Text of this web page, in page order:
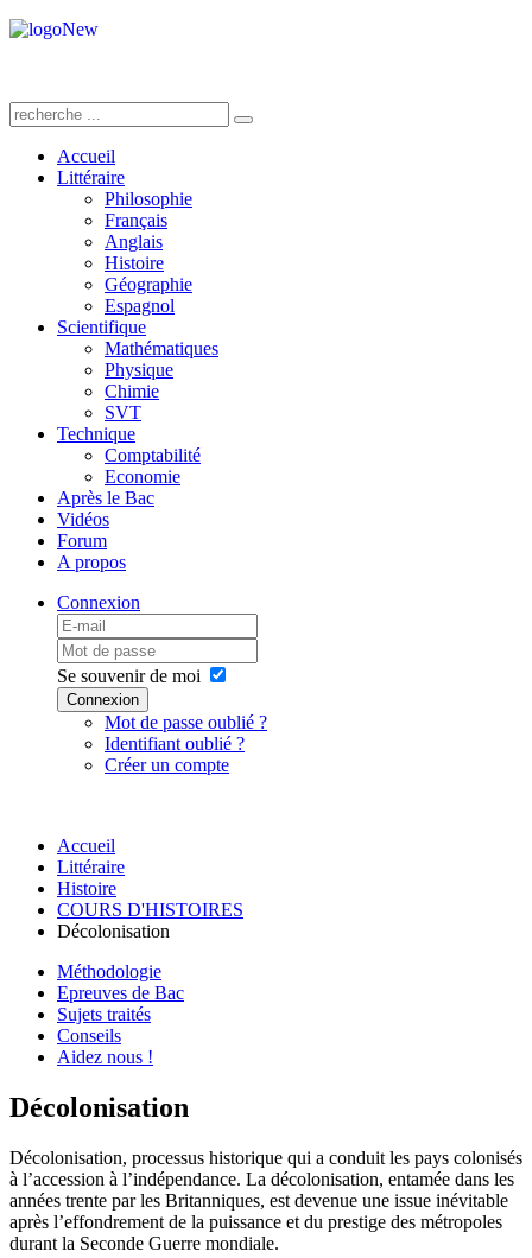
Accueil
Littéraire
Philosophie
Français
Anglais
Histoire
Géographie
Espagnol
Scientifique
Mathématiques
Physique
Chimie
SVT
Technique
Comptabilité
Economie
Après le Bac
Vidéos
Forum
A propos
Connexion
Se souvenir de moi
Connexion
Mot de passe oublié ?
Identifiant oublié ?
Créer un compte
Accueil
Littéraire
Histoire
COURS D'HISTOIRES
Décolonisation
Méthodologie
Epreuves de Bac
Sujets traités
Conseils
Aidez nous !
Décolonisation
Décolonisation, processus historique qui a conduit les pays colonisés
à l’accession à l’indépendance. La décolonisation, entamée dans les
années trente par les Britanniques, est devenue une issue inévitable
après l’effondrement de la puissance et du prestige des métropoles
durant la Seconde Guerre mondiale.